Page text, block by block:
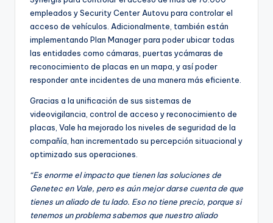
empleados y Security Center Autovu para controlar el
acceso de vehículos. Adicionalmente, también están
implementando Plan Manager para poder ubicar todas
las entidades como cámaras, puertas ycámaras de
reconocimiento de placas en un mapa, y así poder
responder ante incidentes de una manera más eficiente.
Gracias a la unificación de sus sistemas de
videovigilancia, control de acceso y reconocimiento de
placas, Vale ha mejorado los niveles de seguridad de la
compañía, han incrementado su percepción situacional y
optimizado sus operaciones.
“Es enorme el impacto que tienen las soluciones de
Genetec en Vale, pero es aún mejor darse cuenta de que
tienes un aliado de tu lado. Eso no tiene precio, porque si
tenemos un problema sabemos que nuestro aliado